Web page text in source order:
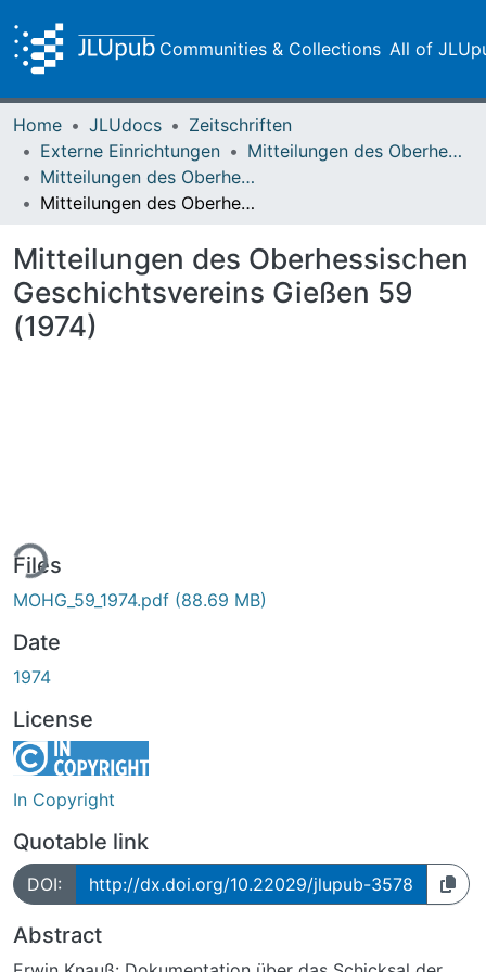
Communities & Collections All of
Home JLUdocs
Zeitschriften
Externe Einrichtungen
Mitteilungen des Oberhessischen Geschichtsvereins Gießen
Mitteilungen des Oberhessischen Geschichtsvereins Gießen Vol. 059 (1974)
Mitteilungen des Oberhessischen Geschichtsvereins Gießen 59 (1974)
Mitteilungen des Oberhessischen
Geschichtsvereins Gießen 59
(1974)
Files
MOHG_59_1974.pdf (88.69 MB)
Date
1974
License
In Copyright
Quotable link
DOI: http://dx.doi.org/10.22029/jlupub-3578
Abstract